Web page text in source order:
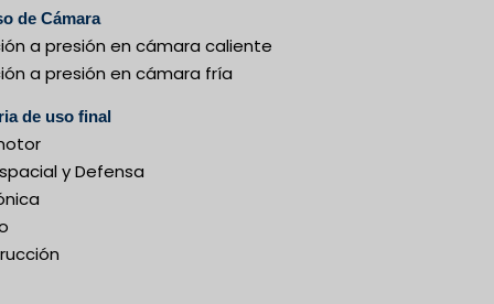
de Cámara
a presión en cámara caliente
a presión en cámara fría
de uso final
y Defensa